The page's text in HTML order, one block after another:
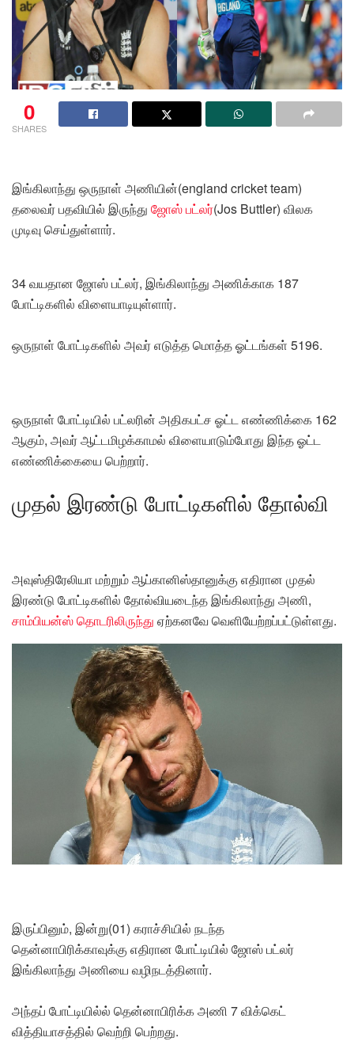
0
SHARES
இங்கிலாந்து ஒருநாள் அணியின்(england cricket team)
தலைவர் பதவியில் இருந்து ஜோஸ் பட்லர்(Jos Buttler) விலக
முடிவு செய்துள்ளார்.
34 வயதான ஜோஸ் பட்லர், இங்கிலாந்து அணிக்காக 187
போட்டிகளில் விளையாடியுள்ளார்.
ஒருநாள் போட்டிகளில் அவர் எடுத்த மொத்த ஓட்டங்கள் 5196.
ஒருநாள் போட்டியில் பட்லரின் அதிகபட்ச ஓட்ட எண்ணிக்கை 162
ஆகும், அவர் ஆட்டமிழக்காமல் விளையாடும்போது இந்த ஓட்ட
எண்ணிக்கையை பெற்றார்.
முதல் இரண்டு போட்டிகளில் தோல்வி
அவுஸ்திரேலியா மற்றும் ஆப்கானிஸ்தானுக்கு எதிரான முதல்
இரண்டு போட்டிகளில் தோல்வியடைந்த இங்கிலாந்து அணி,
சாம்பியன்ஸ் தொடரிலிருந்து ஏற்கனவே வெளியேற்றப்பட்டுள்ளது.
இருப்பினும், இன்று(01) கராச்சியில் நடந்த
தென்னாபிரிக்காவுக்கு எதிரான போட்டியில் ஜோஸ் பட்லர்
இங்கிலாந்து அணியை வழிநடத்தினார்.
அந்தப் போட்டியில்ல் தென்னாபிரிக்க அணி 7 விக்கெட்
வித்தியாசத்தில் வெற்றி பெற்றது.